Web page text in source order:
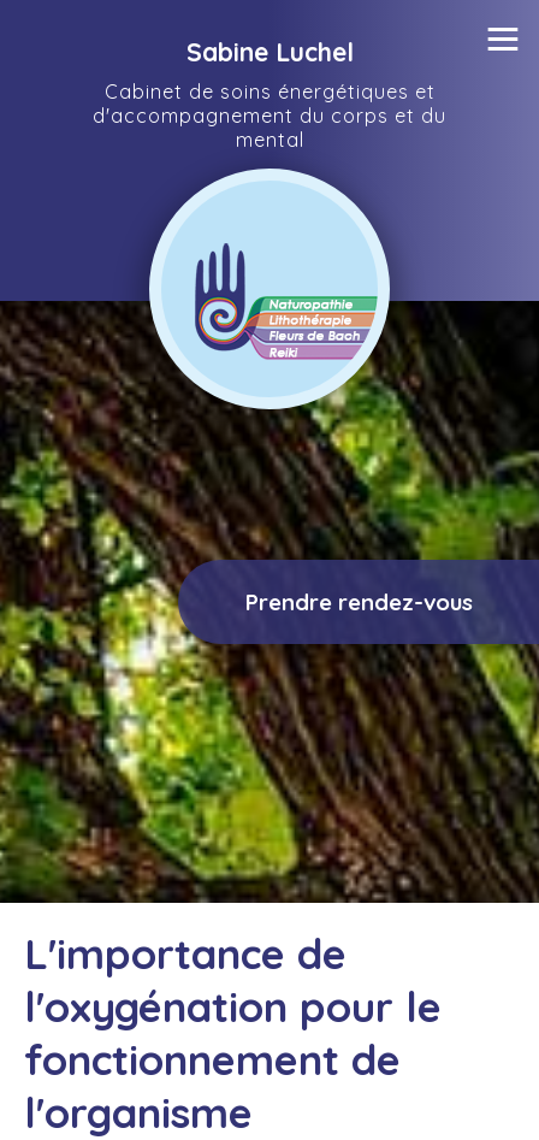
≡
Sabine Luchel
Cabinet de soins énergétiques et
d'accompagnement du corps et du
mental
Prendre rendez-vous
L'importance de
l'oxygénation pour le
fonctionnement de
l'organisme